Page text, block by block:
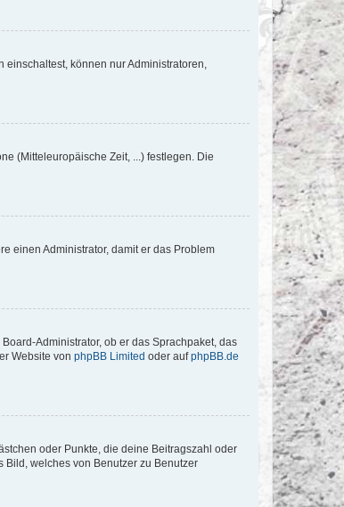
können nur Administratoren,
(Mitteleuropäische Zeit, ...) festlegen. Die
einen Administrator, damit er das Problem
Administrator, ob er das Sprachpaket, das
Website von phpBB Limited oder aufphpBB.de
oder Punkte, die deine Beitragszahl oder
Bild, welches von Benutzer zu Benutzer